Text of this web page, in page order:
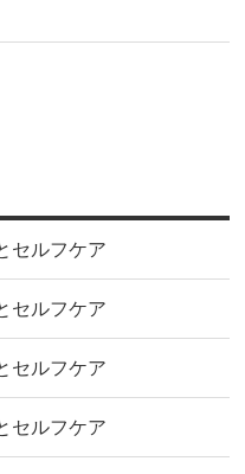
セルフケア
セルフケア
セルフケア
セルフケア